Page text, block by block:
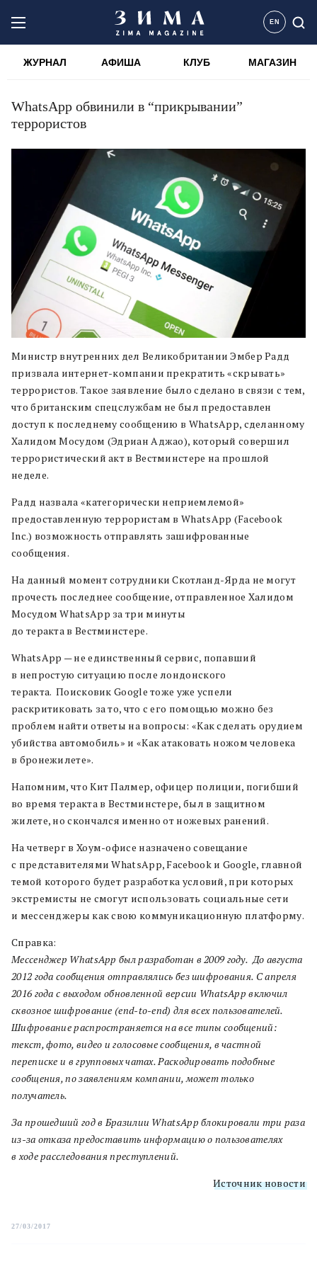
EN
ЖУРНАЛ АФИША КЛУБ МАГАЗИН
WhatsApp обвинили в “прикрывании”
террористов
Министр внутренних дел Великобритании Эмбер Радд
призвала интернет-компании прекратить «скрывать»
террористов. Такое заявление было сделано в связи с тем,
что британским спецслужбам не был предоставлен
доступ к последнему сообщению в WhatsApp, сделанному
Халидом Мосудом (Эдриан Аджао), который совершил
террористический акт в Вестминстере на прошлой
неделе.
Радд назвала «категорически неприемлемой»
предоставленную террористам в WhatsApp (Facebook
Inc.) возможность отправлять зашифрованные
сообщения.
На данный момент сотрудники Скотланд-Ярда не могут
прочесть последнее сообщение, отправленное Халидом
Мосудом WhatsApp за три минуты
до теракта в Вестминстере.
WhatsApp — не единственный сервис, попавший
в непростую ситуацию после лондонского
теракта. Поисковик Google тоже уже успели
раскритиковать за то, что с его помощью можно без
проблем найти ответы на вопросы: «Как сделать орудием
убийства автомобиль» и «Как атаковать ножом человека
в бронежилете».
Напомним, что Кит Палмер, офицер полиции, погибший
во время теракта в Вестминстере, был в защитном
жилете, но скончался именно от ножевых ранений.
На четверг в Хоум-офисе назначено совещание
с представителями WhatsApp, Facebook и Google, главной
темой которого будет разработка условий, при которых
экстремисты не смогут использовать социальные сети
и мессенджеры как свою коммуникационную платформу.
Справка:
Мессенджер WhatsApp был разработан в 2009 году. До августа
2012 года сообщения отправлялись без шифрования. С апреля
2016 года с выходом обновленной версии WhatsApp включил
сквозное шифрование (end-to-end) для всех пользователей.
Шифрование распространяется на все типы сообщений:
текст, фото, видео и голосовые сообщения, в частной
переписке и в групповых чатах. Раскодировать подобные
сообщения, по заявлениям компании, может только
получатель.
За прошедший год в Бразилии WhatsApp блокировали три раза
из-за отказа предоставить информацию о пользователях
в ходе расследования преступлений.
Источник новости
27/03/2017